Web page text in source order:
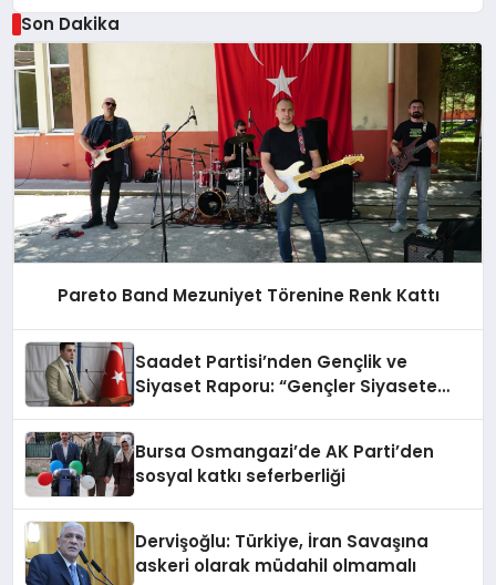
Son Dakika
Pareto Band Mezuniyet Törenine Renk Kattı
Saadet Partisi’nden Gençlik ve
Siyaset Raporu: “Gençler Siyasete
Bursa Osmangazi’de AK Parti’den
sosyal katkı seferberliği
Dervişoğlu: Türkiye, İran Savaşına
askeri olarak müdahil olmamalı